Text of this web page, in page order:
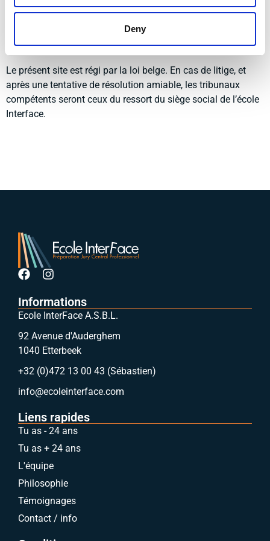
Deny
de ces sites externes, qui sont régis par leurs propres
mentions légales.
7. Loi applicable
Le présent site est régi par la loi belge. En cas de litige, et
après une tentative de résolution amiable, les tribunaux
compétents seront ceux du ressort du siège social de l’école
Interface.
Informations
Ecole InterFace A.S.B.L.
92 Avenue d'Auderghem
1040 Etterbeek
+32 (0)472 13 00 43 (Sébastien)
info@ecoleinterface.com
Liens rapides
Tu as - 24 ans
Tu as + 24 ans
L'équipe
Philosophie
Témoignages
Contact / info